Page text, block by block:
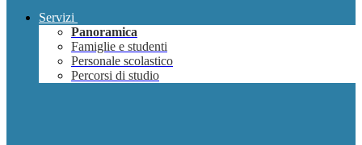
Servizi
Panoramica
Famiglie e studenti
Personale scolastico
Percorsi di studio